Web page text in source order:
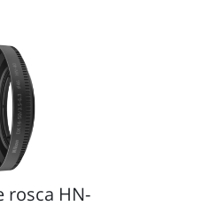
rosca HN-